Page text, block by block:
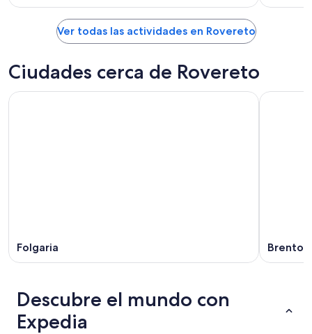
Ver todas las actividades en Rovereto
Ciudades cerca de Rovereto
Folgaria
Descubre el mundo con
Expedia